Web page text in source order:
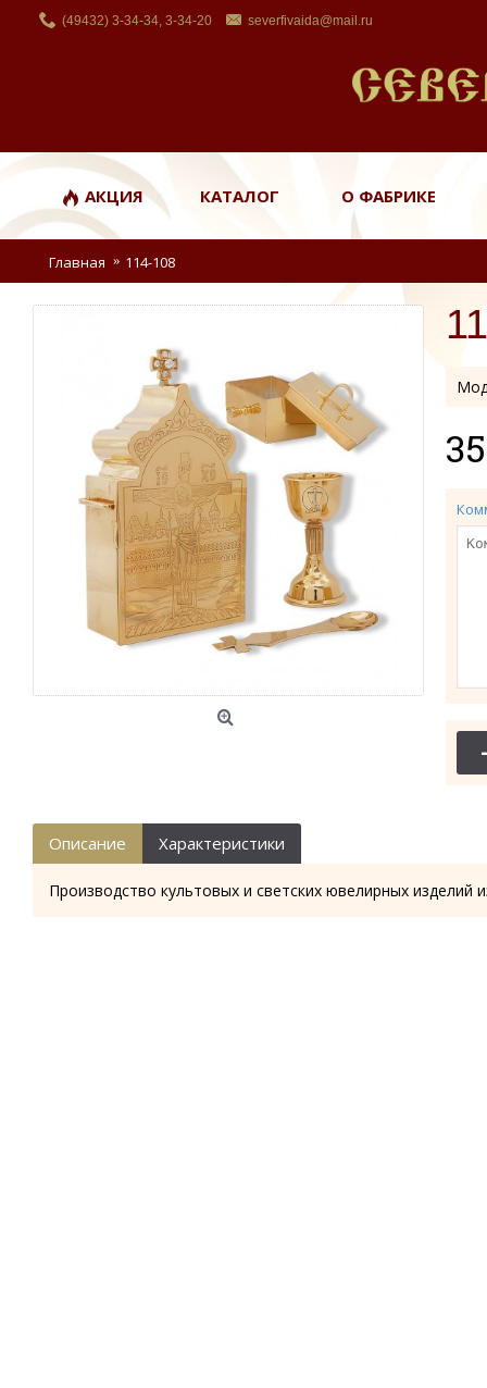
(49432) 3-34-34, 3-34-20 severfivaida@mail.ru
АКЦИЯ КАТАЛОГ О ФАБРИКЕ
Главная 114-108
-
Описание Характеристики
Производство культовых и светских ювелирных изделий